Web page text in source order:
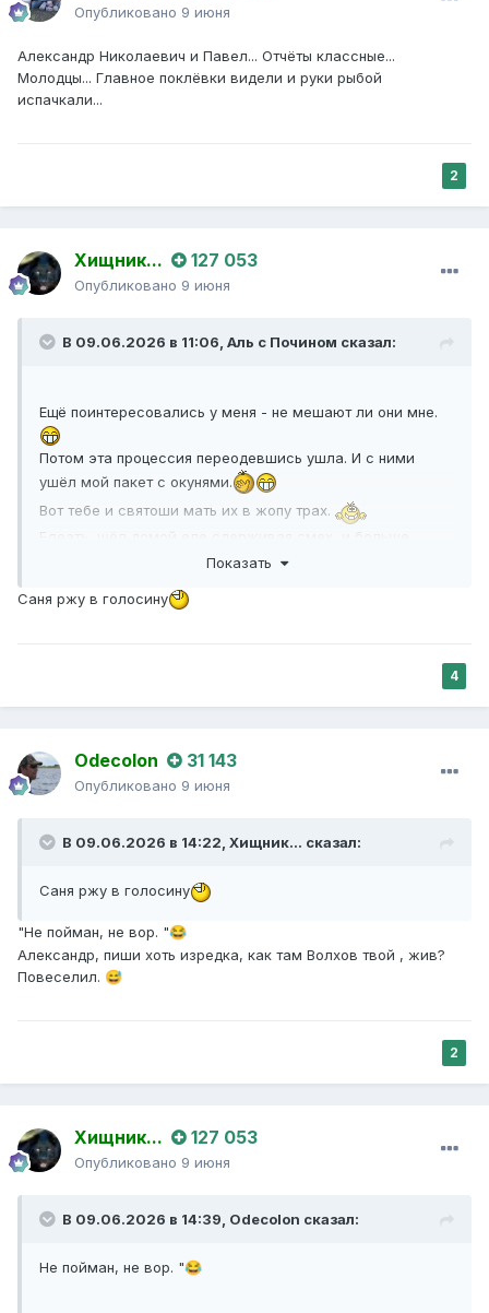
Опубликовано 9 июня
Александр Николаевич и Павел... Отчёты классные...
Молодцы... Главное поклёвки видели и руки рыбой
испачкали...
2
Хищник... 127 053
Опубликовано 9 июня
В 09.06.2026 в 11:06, Аль с Почином сказал:
Ещё поинтересовались у меня - не мешают ли они мне.
Потом эта процессия переодевшись ушла. И с ними
ушёл мой пакет с окунями.
Вот тебе и святоши мать их в жопу трах.
всего проникался тем, что писал в своё время
Показать
Саня ржу в голосину
4
Odecolon 31 143
Опубликовано 9 июня
В 09.06.2026 в 14:22, Хищник... сказал:
Саня ржу в голосину
"Не пойман, не вор. "😂
Александр, пиши хоть изредка, как там Волхов твой , жив?
Повеселил. 😅
2
Хищник... 127 053
Опубликовано 9 июня
В 09.06.2026 в 14:39, Odecolon сказал:
Не пойман, не вор. "😂